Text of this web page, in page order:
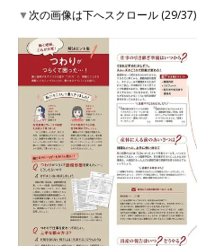
▼次の画像は下へスクロール (29/37)